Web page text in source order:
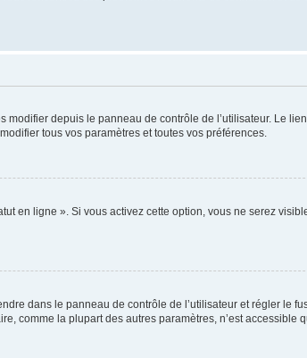
depuis le panneau de contrôle de l’utilisateur. Le
tous vos paramètres et toutes vos préférences.
en ligne ». Si vous activez cette option, vous ne serez
dans le panneau de contrôle de l’utilisateur et régler le
comme la plupart des autres paramètres, n’est accessible